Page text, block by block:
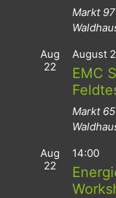
Markt 97
Aug
22
August
EMC
Markt 65
Aug
22
14:00